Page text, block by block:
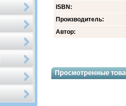
ISBN:
Производитель:
Автор: